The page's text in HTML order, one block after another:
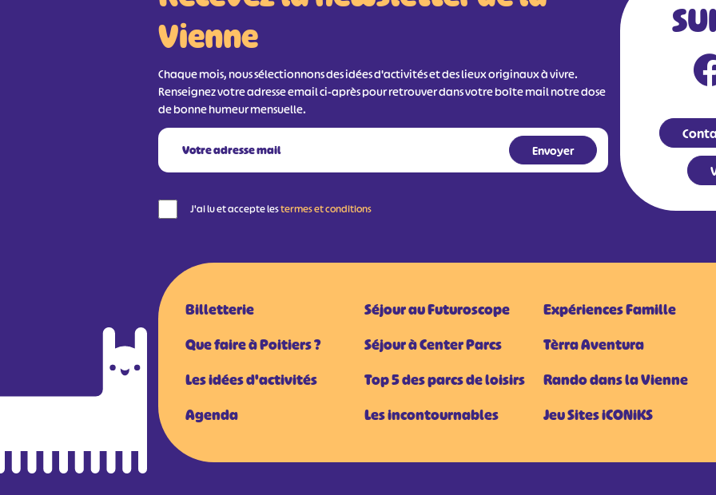
Vienne
Chaque mois, nous sélectionnons des idées d'activités et des lieux originaux à vivre.
Renseignez votre adresse email ci-après pour retrouver dans votre boîte mail notre dose
de bonne humeur mensuelle.
J'ai lu et accepte lestermes et conditions
Billetterie
Que faire à Poitiers ?
Les idées d'activités
Agenda
Séjour au Futuroscope
Séjour à Center Parcs
Top 5 des parcs de loisirs
Les incontournables
Expériences Famille
Tèrra Aventura
Rando dans la Vienne
Jeu Sites iCONiKS